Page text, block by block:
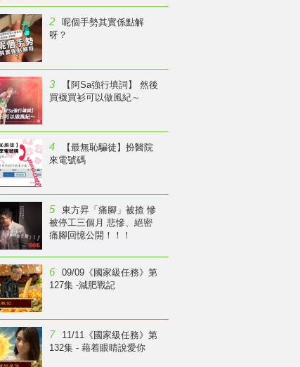
2
呢個手勢其實係點解
呀？
3
【阿Sa強行填詞】 然後
買襪買衫可以做風紀～
4
【最無恥騙徒】扮醫院
來電號碼
5
東方昇「痛腳」被揸 慘
被停工三個月 悲慘、絕密
痛腳回憶公開！！！
6
09/09《國家級任務》第
127集 -減肥戰記
7
11/11《國家級任務》第
132集 - 藉着眼睛說愛你